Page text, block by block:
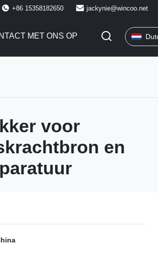
+86 15358182650 jackynie@wincoo.net
MET ONS OP
voor
en